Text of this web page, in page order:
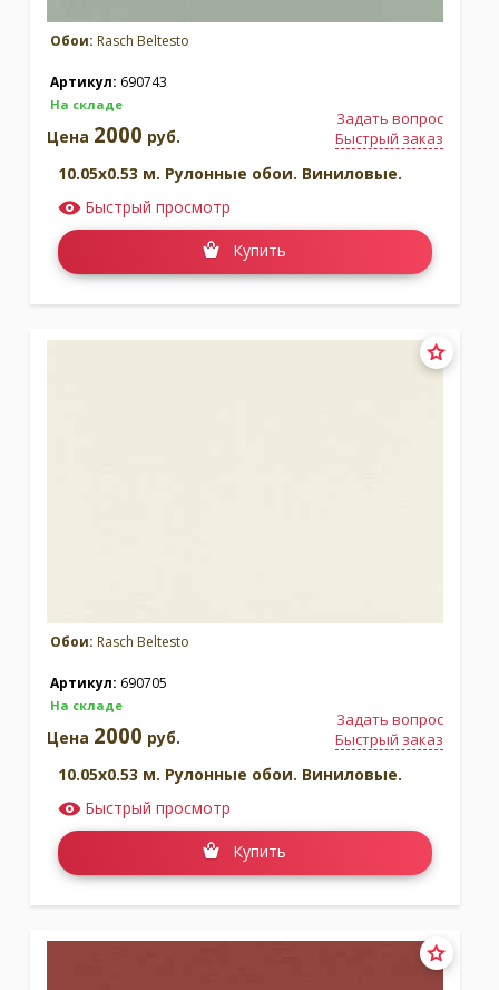
Обои: Rasch Beltesto
Артикул: 690743
На складе
Задать вопрос
Быстрый заказ
Цена 2000 руб.
10.05x0.53 м. Рулонные обои. Виниловые.
Быстрый просмотр
Купить
Обои: Rasch Beltesto
Артикул: 690705
На складе
Задать вопрос
Быстрый заказ
Цена 2000 руб.
10.05x0.53 м. Рулонные обои. Виниловые.
Быстрый просмотр
Купить